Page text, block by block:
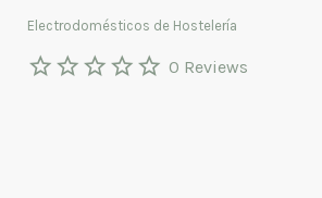
Electrodomésticos de Hostelería
0 Reviews